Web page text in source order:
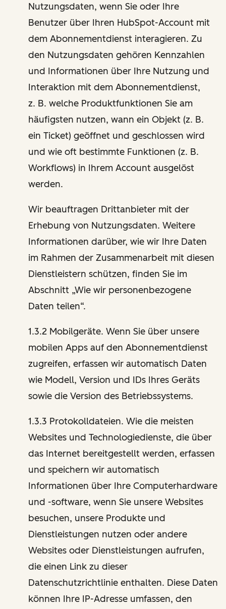
Nutzungsdaten, wenn Sie oder Ihre
Benutzer über Ihren HubSpot-Account mit
dem Abonnementdienst interagieren. Zu
den Nutzungsdaten gehören Kennzahlen
und Informationen über Ihre Nutzung und
Interaktion mit dem Abonnementdienst,
z. B. welche Produktfunktionen Sie am
häufigsten nutzen, wann ein Objekt (z. B.
ein Ticket) geöffnet und geschlossen wird
und wie oft bestimmte Funktionen (z. B.
Workflows) in Ihrem Account ausgelöst
werden.
Wir beauftragen Drittanbieter mit der
Erhebung von Nutzungsdaten. Weitere
Informationen darüber, wie wir Ihre Daten
im Rahmen der Zusammenarbeit mit diesen
Dienstleistern schützen, finden Sie im
Abschnitt „Wie wir personenbezogene
Daten teilen“.
1.3.2 Mobilgeräte. Wenn Sie über unsere
mobilen Apps auf den Abonnementdienst
zugreifen, erfassen wir automatisch Daten
wie Modell, Version und IDs Ihres Geräts
sowie die Version des Betriebssystems.
1.3.3 Protokolldateien. Wie die meisten
Websites und Technologiedienste, die über
das Internet bereitgestellt werden, erfassen
und speichern wir automatisch
Informationen über Ihre Computerhardware
und -software, wenn Sie unsere Websites
besuchen, unsere Produkte und
Dienstleistungen nutzen oder andere
Websites oder Dienstleistungen aufrufen,
die einen Link zu dieser
Datenschutzrichtlinie enthalten. Diese Daten
können Ihre IP-Adresse umfassen, den